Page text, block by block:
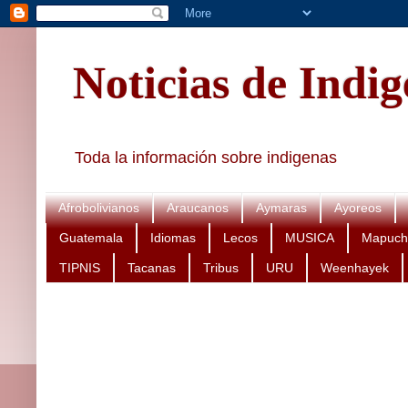
Noticias de
Toda la información sobre indigenas
Afrobolivianos Araucanos Aymaras Ayoreos
Guatemala Idiomas Lecos MUSICA
TIPNIS Tacanas Tribus URU Weenhayek